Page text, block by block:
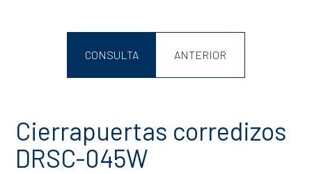
CONSULTA ANTERIOR
Cierrapuertas corredizos
DRSC-045W